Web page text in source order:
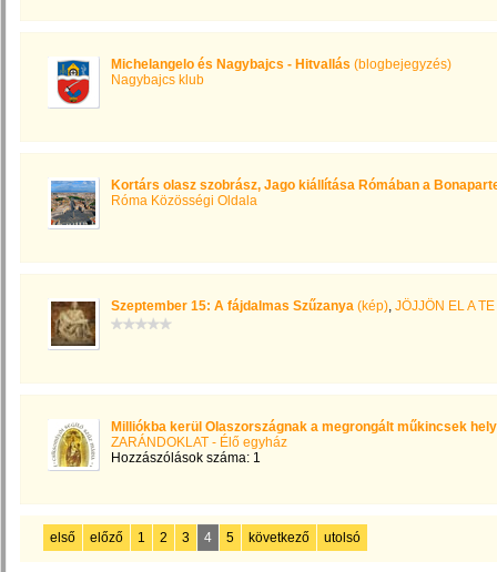
Michelangelo és Nagybajcs - Hitvallás (blogbejegyzés)
Nagybajcs klub
Kortárs olasz szobrász, Jago kiállítása Rómában a
Róma Közösségi Oldala
Szeptember 15: A fájdalmas Szűzanya (kép), JÖJJÖN EL A
Milliókba kerül Olaszországnak a megrongált műkincsek
ZARÁNDOKLAT - Élő egyház
Hozzászólások száma: 1
első előző 1 2 3 4 5 következő utolsó